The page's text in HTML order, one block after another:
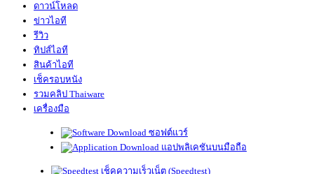
ดาวน์โหลด
ข่าวไอที
รีวิว
ทิปส์ไอที
สินค้าไอที
เช็ครอบหนัง
รวมคลิป Thaiware
เครื่องมือ
ซอฟต์แวร์
แอปพลิเคชันบนมือถือ
เช็คความเร็วเน็ต (Speedtest)